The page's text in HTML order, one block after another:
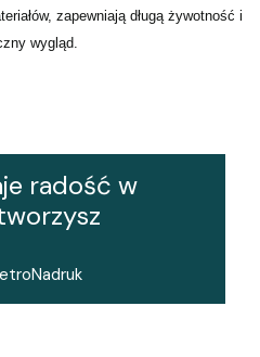
zapewniają długą żywotność i
wygląd.
radość w